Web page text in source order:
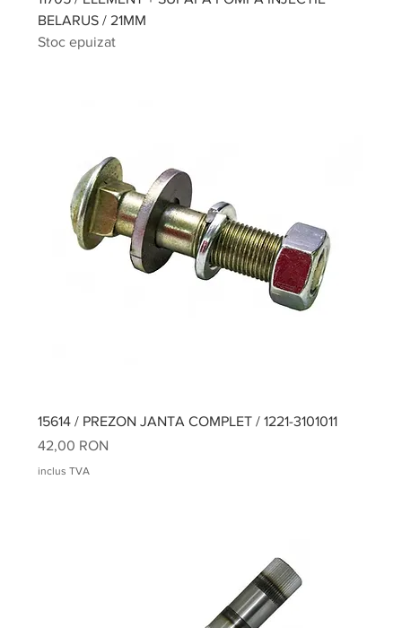
BELARUS / 21MM
Stoc epuizat
15614 / PREZON JANTA COMPLET / 1221-3101011
Preț
42,00 RON
inclus TVA